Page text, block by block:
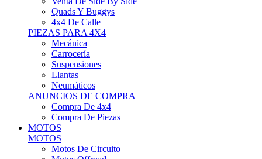
Quads Y Buggys
4x4 De Calle
PIEZAS PARA 4X4
Mecánica
Carrocería
Suspensiones
Llantas
Neumáticos
ANUNCIOS DE COMPRA
Compra De 4x4
Compra De Piezas
MOTOS
MOTOS
Motos De Circuito